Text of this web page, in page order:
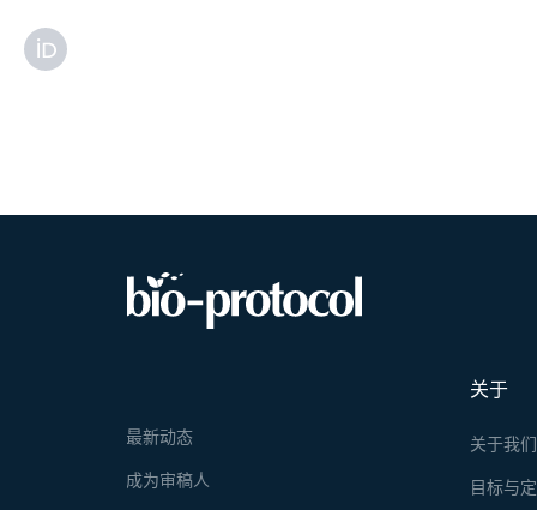
关于
关于我们
目标与
最新动态
成为审稿人